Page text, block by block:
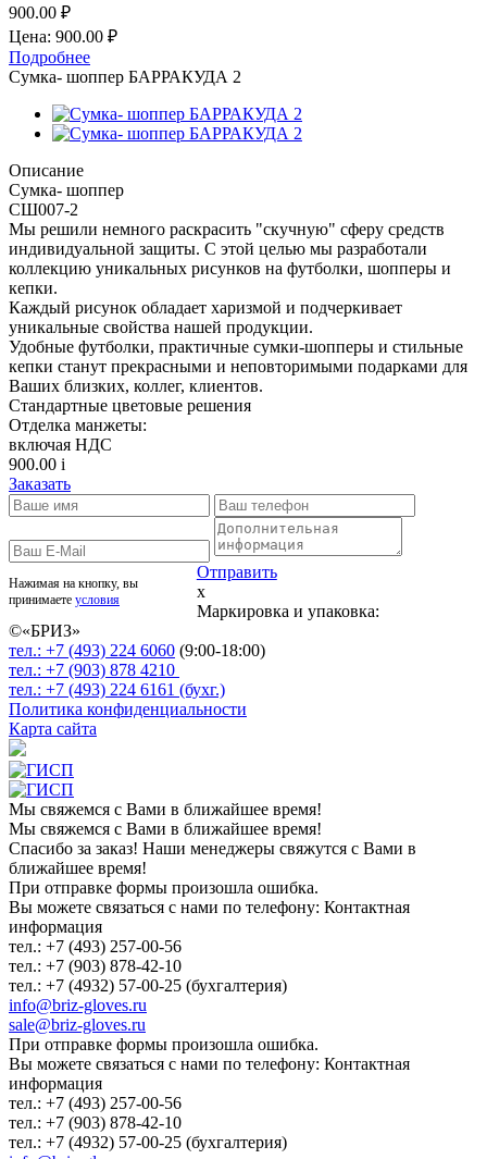
900.00 ₽
Цена: 900.00 ₽
Подробнее
Сумка- шоппер БАРРАКУДА 2
Описание
Сумка- шоппер
СШ007-2
Мы решили немного раскрасить "скучную" сферу средств
индивидуальной защиты. С этой целью мы разработали
коллекцию уникальных рисунков на футболки, шопперы и
кепки.
Каждый рисунок обладает харизмой и подчеркивает
уникальные свойства нашей продукции.
Удобные футболки, практичные сумки-шопперы и стильные
кепки станут прекрасными и неповторимыми подарками для
Ваших близких, коллег, клиентов.
Стандартные цветовые решения
Отделка манжеты:
включая НДС
900.00 i
Заказать
Нажимая на кнопку, вы
принимаете условия
Отправить
x
Маркировка и упаковка:
©«БРИЗ»
тел.: +7 (493) 224 6060 (9:00-18:00)
тел.: +7 (903) 878 4210
тел.: +7 (493) 224 6161 (бухг.)
Политика конфиденциальности
Карта сайта
Мы свяжемся с Вами в ближайшее время!
Мы свяжемся с Вами в ближайшее время!
Спасибо за заказ! Наши менеджеры свяжутся с Вами в
ближайшее время!
При отправке формы произошла ошибка.
Вы можете связаться с нами по телефону: Контактная
информация
тел.: +7 (493) 257-00-56
тел.: +7 (903) 878-42-10
тел.: +7 (4932) 57-00-25 (бухгалтерия)
info@briz-gloves.ru
sale@briz-gloves.ru
При отправке формы произошла ошибка.
Вы можете связаться с нами по телефону: Контактная
информация
тел.: +7 (493) 257-00-56
тел.: +7 (903) 878-42-10
тел.: +7 (4932) 57-00-25 (бухгалтерия)